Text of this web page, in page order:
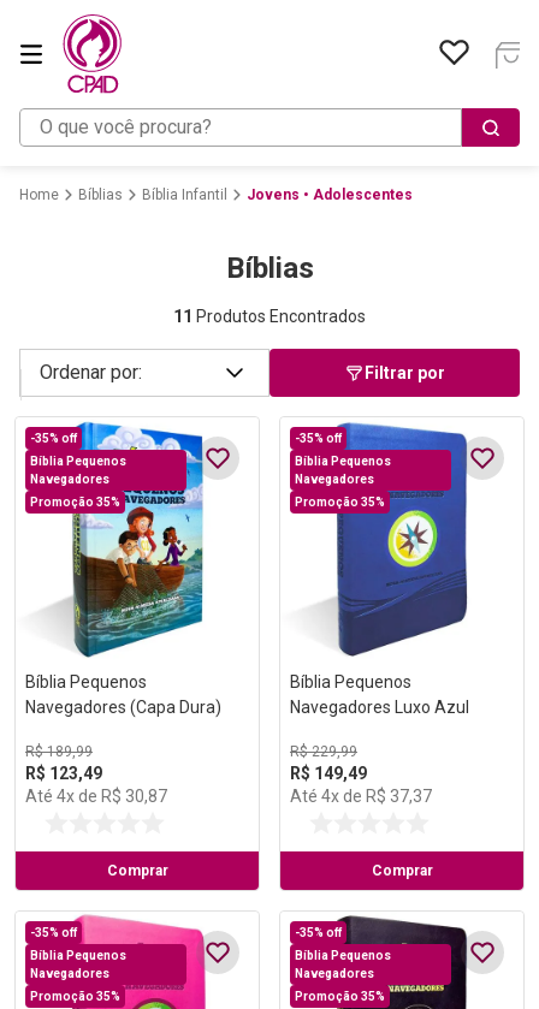
O que você procura?
Bíblias Bíblia Infantil Jovens • Adolescentes
Bíblias
11 Produtos Encontrados
Filtrar por
-35% off
Bíblia Pequenos
Navegadores
Promoção 35%
Bíblia Pequenos
Navegadores (Capa Dura)
R$ 189,99
R$ 123,49
Até 4x de R$ 30,87
Comprar
-35% off
Bíblia Pequenos
Navegadores
Promoção 35%
Bíblia Pequenos
Navegadores Luxo Azul
R$ 229,99
R$ 149,49
Até 4x de R$ 37,37
Comprar
-35% off
Bíblia Pequenos
Navegadores
Promoção 35%
-35% off
Bíblia Pequenos
Navegadores
Promoção 35%